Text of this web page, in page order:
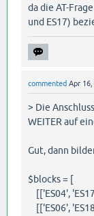
da die AT-
und ES17)
commented Apr 16,
> Die
WEITER auf
Gut, dann
$blocks = [
[['ES04',
[['ES06',